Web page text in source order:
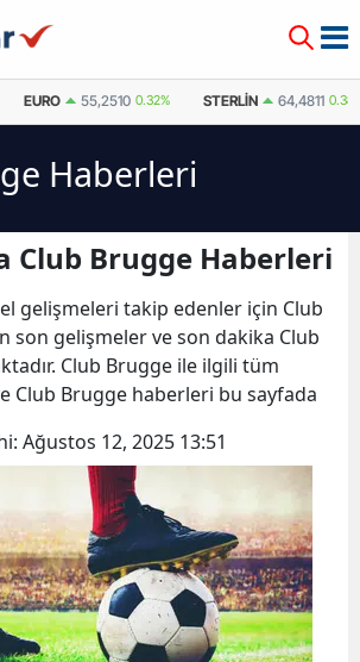
EURO 55,2510 0.32% STERLIN 64,4811
Haberleri
Club Brugge Haberleri
gelişmeleri takip edenler için Club
son gelişmeler ve son dakika Club
Club Brugge ile ilgili tüm
Club Brugge haberleri bu sayfada
Ağustos 12, 2025 13:51